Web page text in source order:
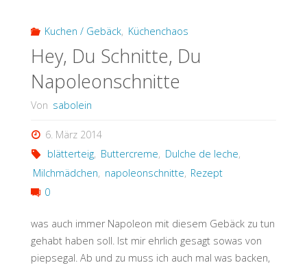
Kuchen / Gebäck, Küchenchaos
Hey, Du Schnitte, Du
Napoleonschnitte
Von sabolein
6. März 2014
blätterteig, Buttercreme, Dulche de leche,
Milchmädchen, napoleonschnitte, Rezept
0
was auch immer Napoleon mit diesem Gebäck zu tun
gehabt haben soll. Ist mir ehrlich gesagt sowas von
piepsegal. Ab und zu muss ich auch mal was backen,